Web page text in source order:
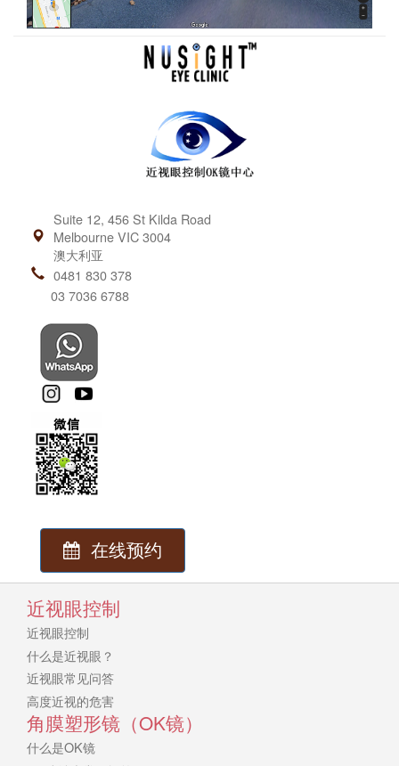
Suite 12, 456 St Kilda Road
Melbourne VIC 3004
澳大利亚
0481 830 378
03 7036 6788
在线预约
近视眼控制
近视眼控制
什么是近视眼？
近视眼常见问答
高度近视的危害
角膜塑形镜（OK镜）
什么是OK镜